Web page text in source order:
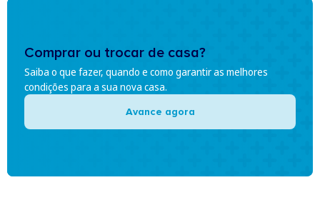
Comprar ou trocar de casa?
Saiba o que fazer, quando e como garantir as melhores
condições para a sua nova casa.
Avance agora